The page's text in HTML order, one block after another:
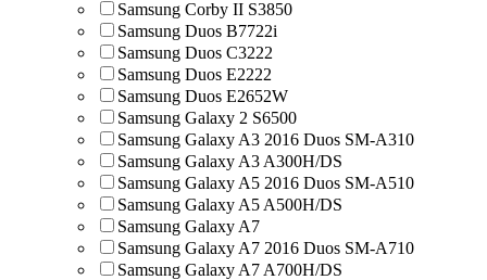
Samsung Corby II S3850
Samsung Duos B7722i
Samsung Duos C3222
Samsung Duos E2222
Samsung Duos E2652W
Samsung Galaxy 2 S6500
Samsung Galaxy A3 2016 Duos SM-A310
Samsung Galaxy A3 A300H/DS
Samsung Galaxy A5 2016 Duos SM-A510
Samsung Galaxy A5 A500H/DS
Samsung Galaxy A7
Samsung Galaxy A7 2016 Duos SM-A710
Samsung Galaxy A7 A700H/DS